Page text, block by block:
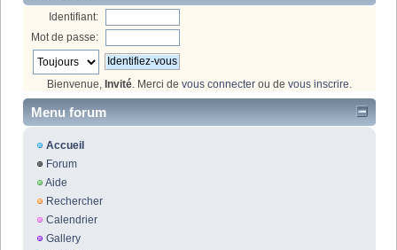
Identifiant:
Mot de passe:
Bienvenue, Invité . Merci de vous connecter ou de vous inscrire
Menu forum
Accueil
Forum
Aide
Rechercher
Calendrier
Gallery